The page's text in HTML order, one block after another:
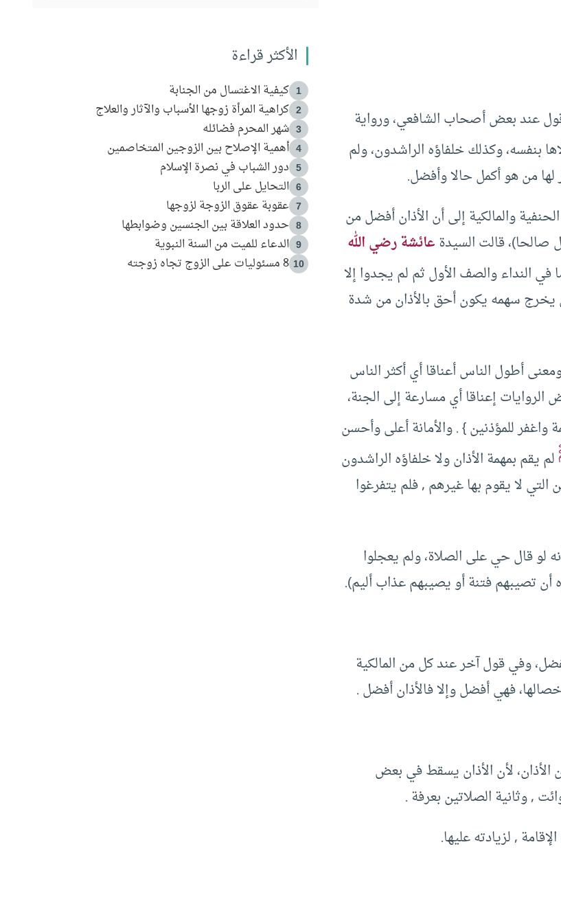
عند بعض أصحاب الشافعي، ورواية
بنفسه، وكذلك خلفاؤه الراشدون، ولم
لها من هو أكمل حالا وأفضل.
والمالكية إلى أن الأذان أفضل من
صالحا)، قالت السيدةعائشة رضي الله
في النداء والصف الأول ثم لم يجدوا إلا
يخرج سهمه يكون أحق بالأذان من شدة
أطول الناس أعناقا أي أكثر الناس
إعناقا أي مسارعة إلى الجنة،
واغفر للمؤذنين } . والأمانة أعلى وأحسن
لم يقم بمهمة الأذان ولا خلفاؤه الراشدون
لا يقوم بها غيرهم , فلم يتفرغوا
لو قال حي على الصلاة، ولم يعجلوا
أن تصيبهم فتنة أو يصيبهم عذاب أليم).
وفي قول آخر عند كل من المالكية
فهي أفضل وإلا فالأذان أفضل .
الأذان، لأن الأذان يسقط في بعض
, وثانية الصلاتين بعرفة .
, لزيادته عليها.
الأكثر قراءة
1 كيفية الاغتسال من الجنابة
2 كراهية المرأة زوجها الأسباب والآثار والعلاج
3 شهر المحرم فضائله
4 أهمية الإصلاح بين الزوجين المتخاصمين
5 دور الشباب في نصرة الإسلام
6 التحايل على الربا
7 عقوبة عقوق الزوجة لزوجها
8 حدود العلاقة بين الجنسين وضوابطها
9 الدعاء للميت من السنة النبوية
10 8 مسئوليات على الزوج تجاه زوجته